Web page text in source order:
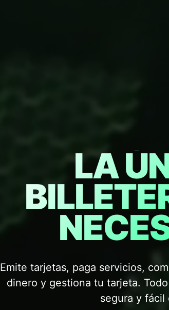
LA
Emite tarjetas, paga servicios,
dinero y gestiona tu tarjeta.
segura y fácil